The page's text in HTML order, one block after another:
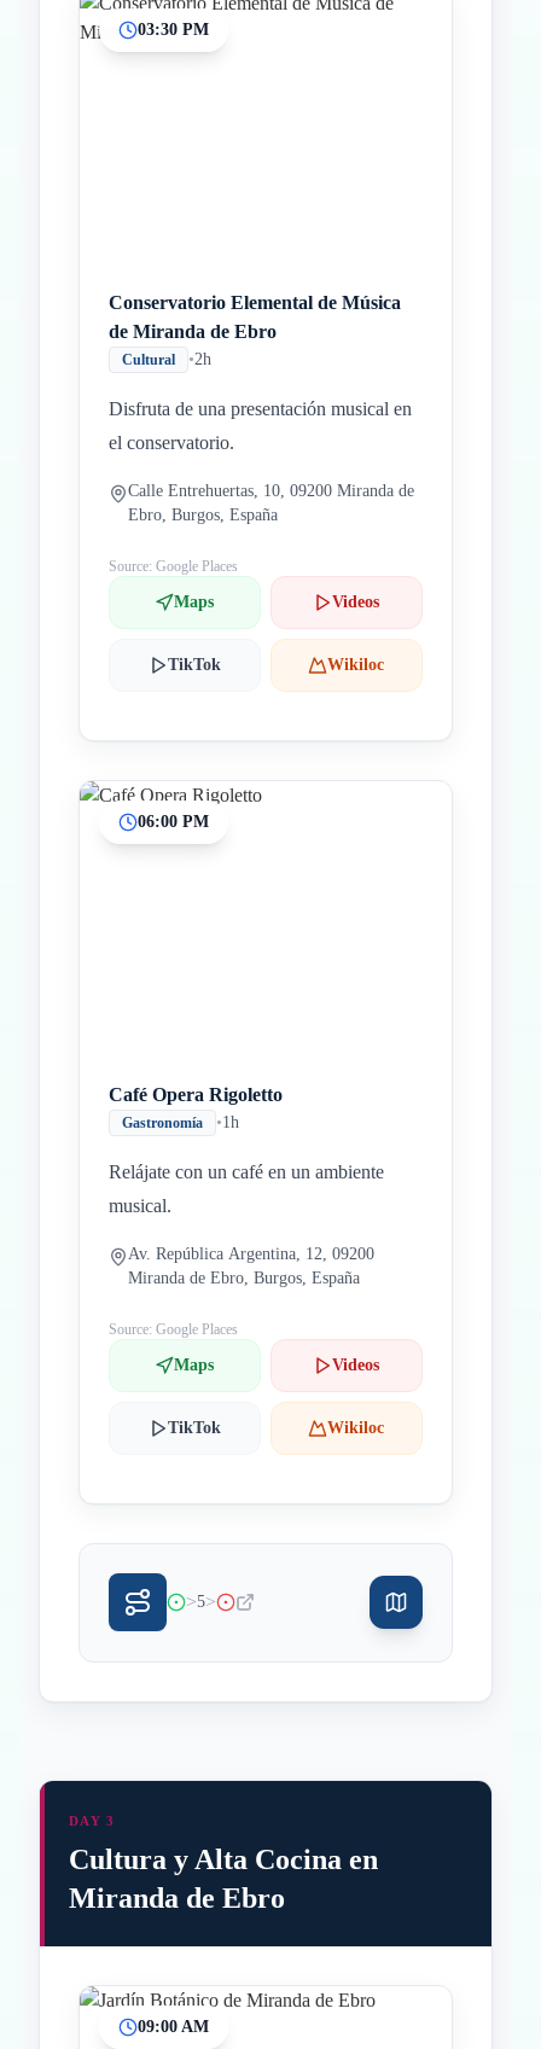
03:30 PM
Conservatorio Elemental de Música
de Miranda de Ebro
Cultural •2h
Disfruta de una presentación musical en
el conservatorio.
Calle Entrehuertas, 10, 09200 Miranda de
Ebro, Burgos, España
Source: Google Places
Maps Videos
TikTok Wikiloc
06:00 PM
Café Opera Rigoletto
Gastronomía •1h
Relájate con un café en un ambiente
musical.
Av. República Argentina, 12, 09200
Miranda de Ebro, Burgos, España
Source: Google Places
Maps Videos
TikTok Wikiloc
>5>
DAY 3
Cultura y Alta Cocina en
Miranda de Ebro
09:00 AM